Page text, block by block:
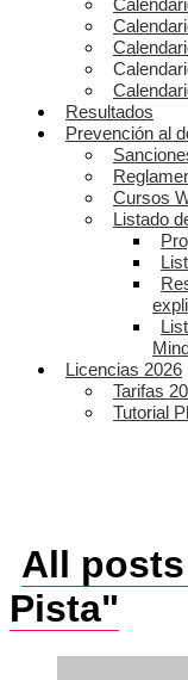
Resultados
Prevención al
Cursos
Listado
Licencias 2026
Tarifas
Tutorial
All
Pista"